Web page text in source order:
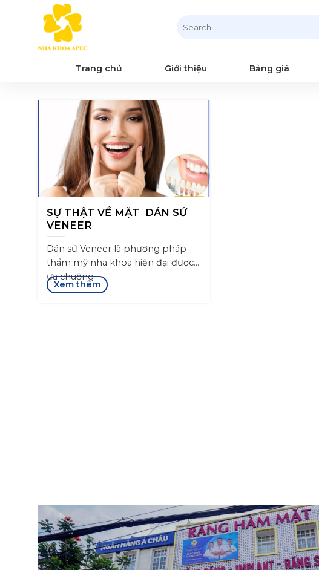
for:
Trang chủ Giới thiệu Bảng giá
SỰ THẬT VỀ MẶT DÁN SỨ
VENEER
Dán sứ Veneer là phương pháp
thẩm mỹ nha khoa hiện đại được
ưa chuộng